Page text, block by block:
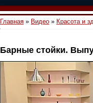
01:09:10
Главная » Видео » Красота и
Барные стойки.